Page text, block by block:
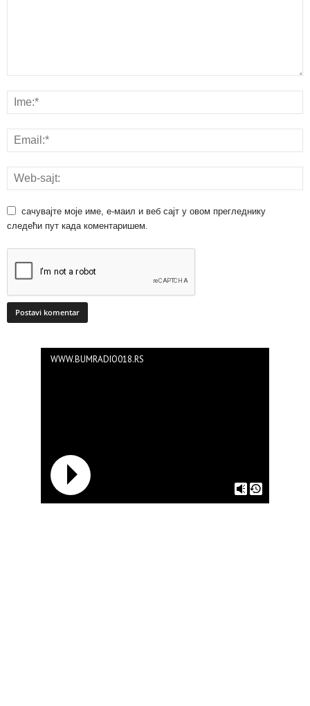
сачувајте моје име, е-маил и веб сајт у овом прегледнику
следећи пут када коментаришем.
WWW.BUMRADIO018.RS